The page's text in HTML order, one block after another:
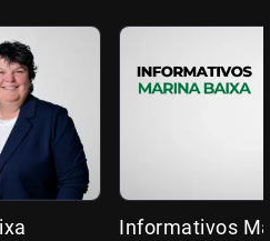
Informativos